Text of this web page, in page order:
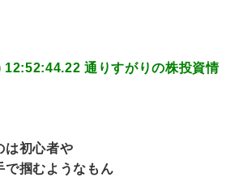
12:52:44.22 通りすがりの株投資情
は初心者や
で掴むようなもん